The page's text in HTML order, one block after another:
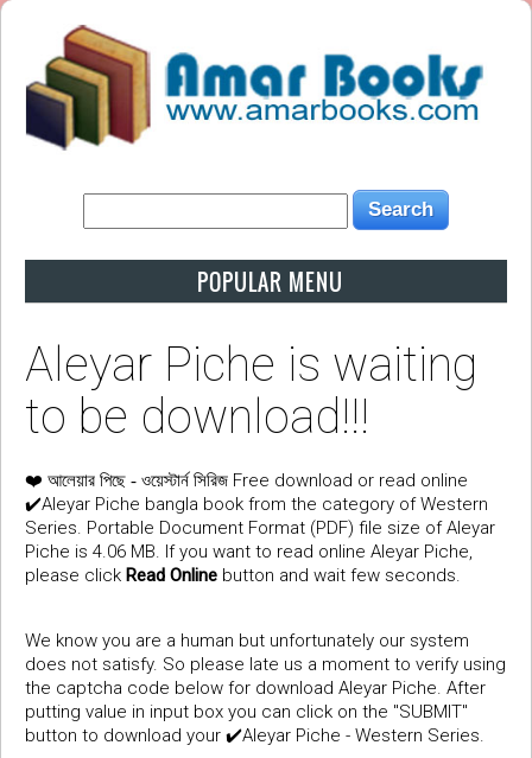
POPULAR MENU
Aleyar Piche is waiting
to be download!!!
❤️ আলেয়ার পিছে - ওয়েস্টার্ন সিরিজ Free download or read online
✔️Aleyar Piche bangla book from the category of Western
Series. Portable Document Format (PDF) file size of Aleyar
Piche is 4.06 MB. If you want to read online Aleyar Piche,
please click Read Online button and wait few seconds.
We know you are a human but unfortunately our system
does not satisfy. So please late us a moment to verify using
the captcha code below for download Aleyar Piche. After
putting value in input box you can click on the "SUBMIT"
button to download your ✔️Aleyar Piche - Western Series.